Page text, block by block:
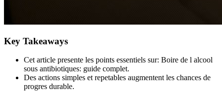
Key Takeaways
Cet article presente les points essentiels sur: Boire de l alcool
sous antibiotiques: guide complet.
Des actions simples et repetables augmentent les chances de
progres durable.